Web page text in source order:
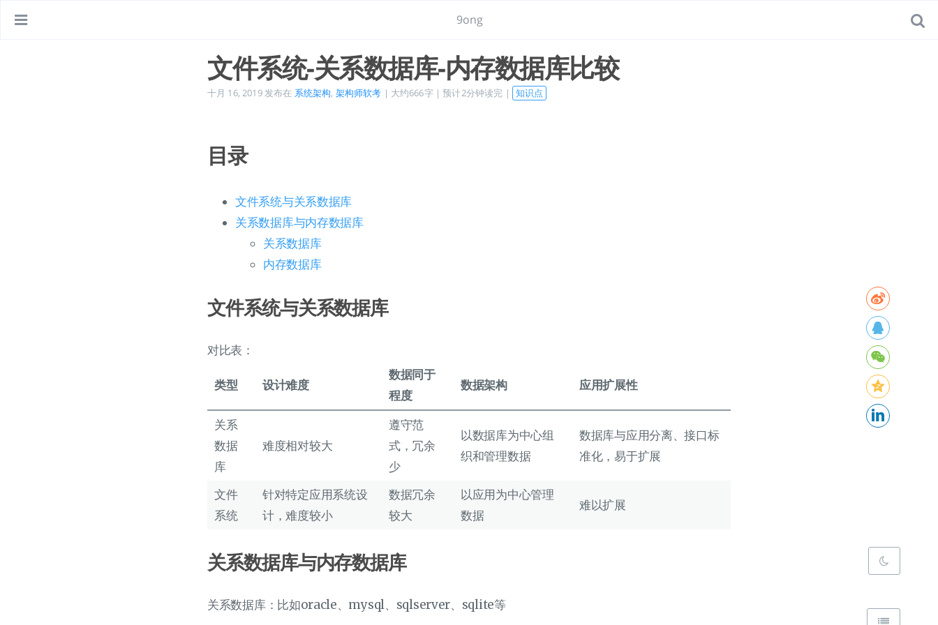
9ong
文件系统-关系数据库-内存数据库比较
十月 16, 2019发布在 系统架构, 架构师软考 | 大约666字 | 预计2分钟读完 | 知识点
目录
文件系统与关系数据库
关系数据库与内存数据库
关系数据库
内存数据库
文件系统与关系数据库
对比表：
类型 设计难度
数据同于
程度
数据架构 应用扩展性
关系
数据
库
难度相对较大
遵守范
式，冗余
少
以数据库为中心组
织和管理数据
数据库与应用分离、接口标
准化，易于扩展
文件
系统
针对特定应用系统设
计，难度较小
数据冗余
较大
以应用为中心管理
数据
难以扩展
关系数据库与内存数据库
关系数据库：比如oracle、mysql、sqlserver、sqlite等